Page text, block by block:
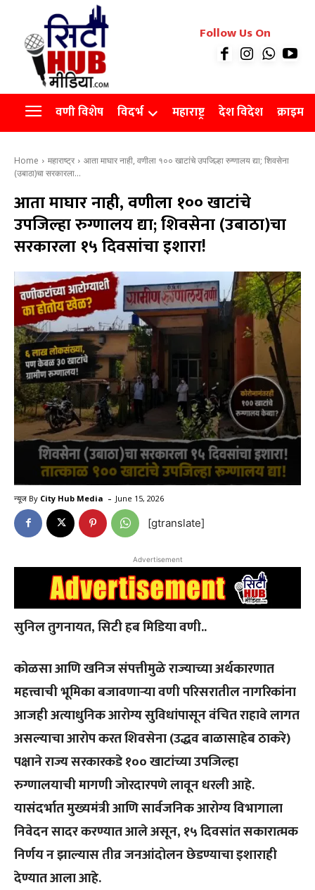
रियल इस्टेट
Videos
Agro
Follow Us On
वणी विशेष विदर्भ महाराष्ट्र देश विदेश क्राइम
Home महाराष्ट्र
आता माघार नाही, वणीला १०० खाटांचे उपजिल्हा रुग्णालय द्या; शिवसेना
(उबाठा)चा सरकारला...
आता माघार नाही, वणीला १०० खाटांचे
उपजिल्हा रुग्णालय द्या; शिवसेना (उबाठा)चा
सरकारला १५ दिवसांचा इशारा!
न्यूज By City Hub Media - June 15, 2026
[gtranslate]
Advertisement
सुनिल तुगनायत, सिटी हब मिडिया वणी..
कोळसा आणि खनिज संपत्तीमुळे राज्याच्या अर्थकारणात
महत्त्वाची भूमिका बजावणाऱ्या वणी परिसरातील नागरिकांना
आजही अत्याधुनिक आरोग्य सुविधांपासून वंचित राहावे लागत
असल्याचा आरोप करत शिवसेना (उद्धव बाळासाहेब ठाकरे)
पक्षाने राज्य सरकारकडे १०० खाटांच्या उपजिल्हा
रुग्णालयाची मागणी जोरदारपणे लावून धरली आहे.
यासंदर्भात मुख्यमंत्री आणि सार्वजनिक आरोग्य विभागाला
निवेदन सादर करण्यात आले असून, १५ दिवसांत सकारात्मक
निर्णय न झाल्यास तीव्र जनआंदोलन छेडण्याचा इशाराही
देण्यात आला आहे.